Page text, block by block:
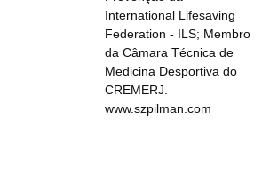
International Lifesaving
Federation - ILS; Membro
da Câmara Técnica de
Medicina Desportiva do
CREMERJ.
www.szpilman.com